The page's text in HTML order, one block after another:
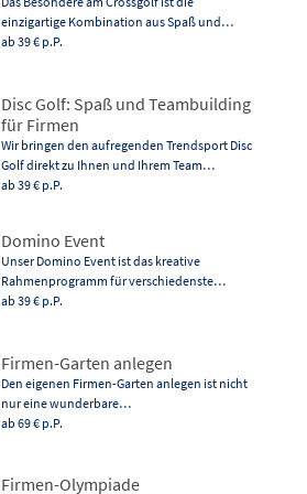
einzigartige Kombination aus Spaß und…
ab 39 € p.P.
Disc Golf: Spaß und Teambuilding
für Firmen
Wir bringen den aufregenden Trendsport Disc
Golf direkt zu Ihnen und Ihrem Team…
ab 39 € p.P.
Domino Event
Unser Domino Event ist das kreative
Rahmenprogramm für verschiedenste…
ab 39 € p.P.
Firmen-Garten anlegen
Den eigenen Firmen-Garten anlegen ist nicht
nur eine wunderbare…
ab 69 € p.P.
Firmen-Olympiade